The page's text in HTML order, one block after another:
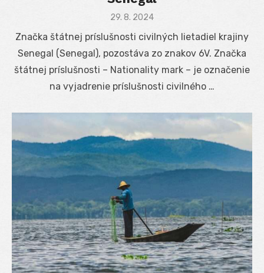
Posted
29. 8. 2024
Značka štátnej príslušnosti civilných lietadiel krajiny
Senegal (Senegal), pozostáva zo znakov 6V. Značka
štátnej príslušnosti – Nationality mark – je označenie
na vyjadrenie príslušnosti civilného …